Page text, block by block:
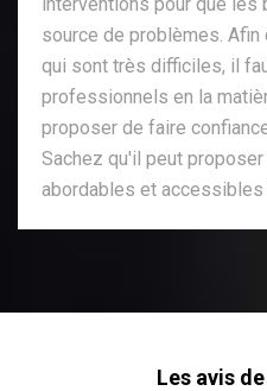
source de problèmes.
qui sont très difficiles, il
professionnels en la
proposer de faire
Sachez qu'il peut
abordables et accessibles
Les avis